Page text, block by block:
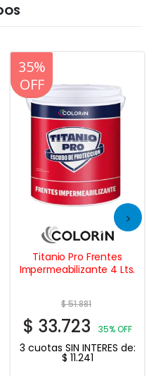
20%
OFF
35%
OFF
Titanio Pro Frentes
Impermeabilizante 4 Lts.
$51.881
$ 33.723 35% OFF
3 cuotas SIN INTERES de:
$ 11.241